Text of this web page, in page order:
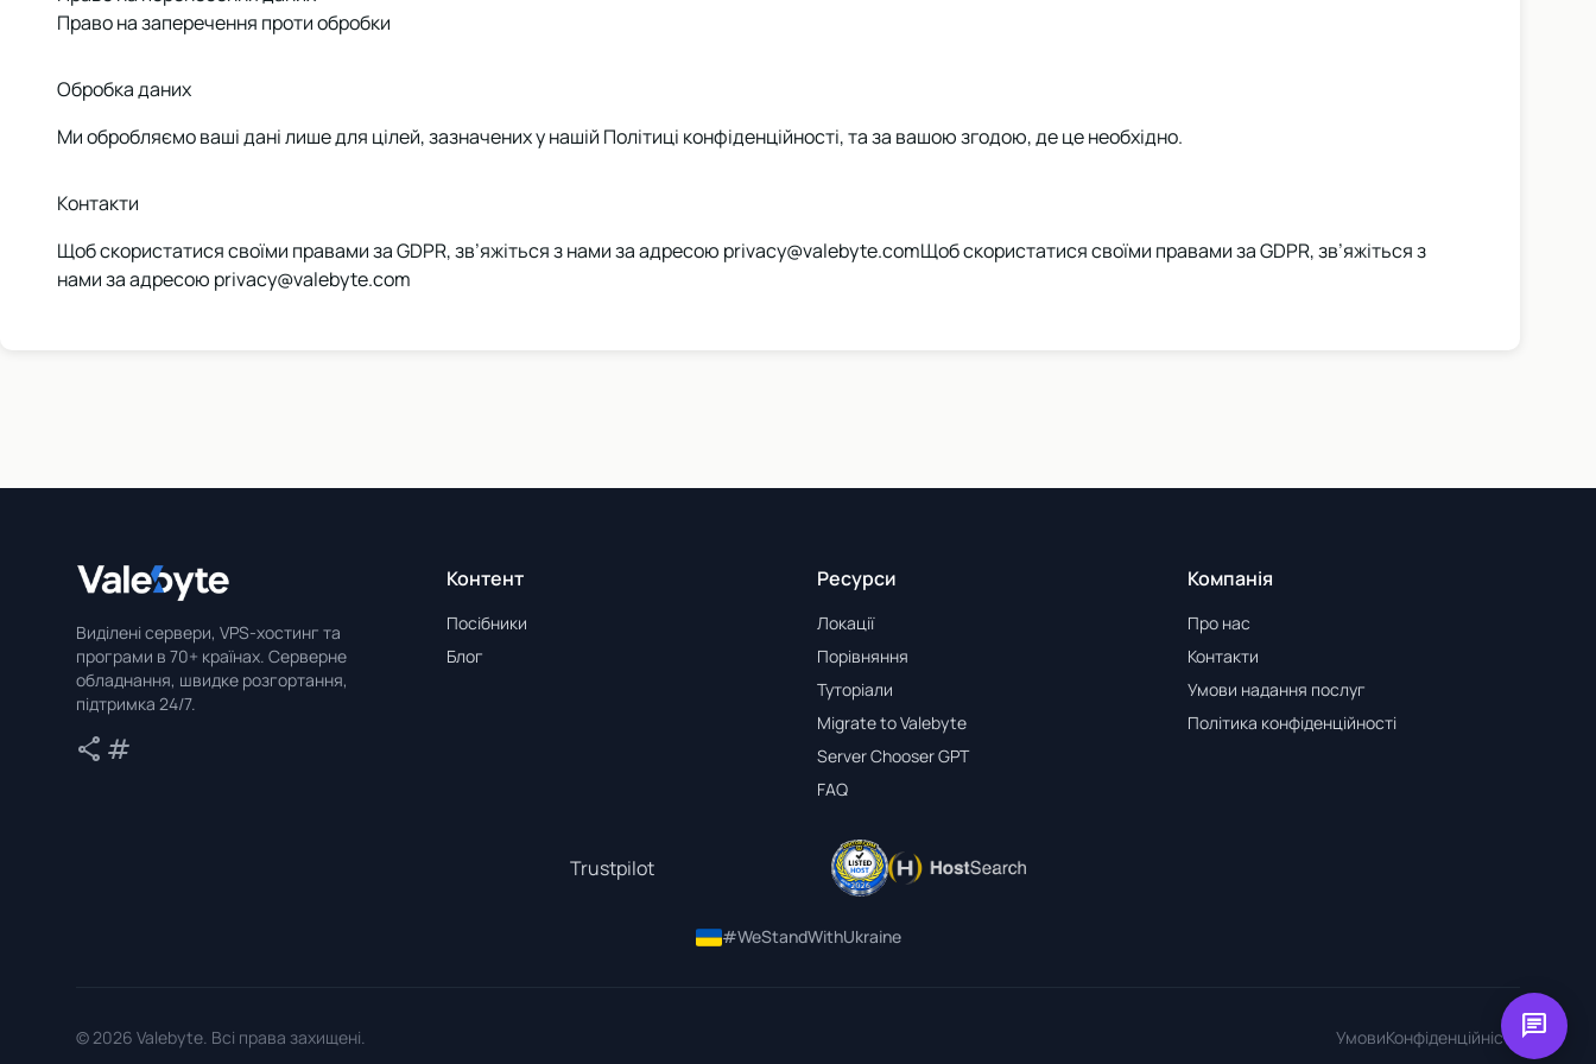
Право на заперечення проти обробки
Обробка даних
Ми обробляємо ваші дані лише для цілей, зазначених у нашій Політиці конфіденційності, та за вашою згодою, де це необхідно.
Контакти
Щоб скористатися своїми правами за GDPR, зв’яжіться з нами за адресою privacy@valebyte.comЩоб скористатися своїми правами за GDPR, зв’яжіться з
нами за адресою privacy@valebyte.com
Виділені сервери, VPS-хостинг та
програми в 70+ країнах. Серверне
обладнання, швидке розгортання,
підтримка 24/7.
share Поділитися
tag
Контент
Посібники
Блог
Ресурси
Локації
Порівняння
Туторіали
Migrate to Valebyte
Server Chooser GPT
FAQ
Компанія
Про нас
Контакти
Умови надання послуг
Політика конфіденційності
Trustpilot
#WeStandWithUkraine
© 2026 Valebyte. Всі права захищені. УмовиКонфіденційність chat